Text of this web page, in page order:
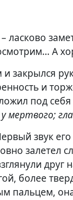
А
закрылся
и
под
мертвого;
звук
более
пальцем,